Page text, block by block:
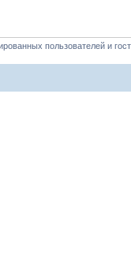
пользователей и